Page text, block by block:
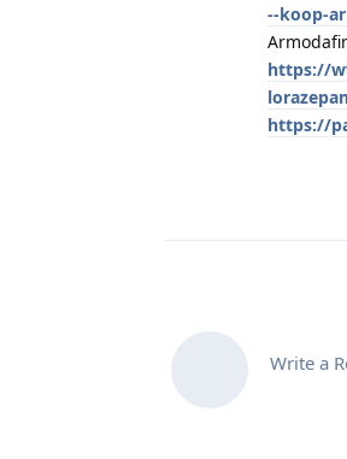
--koop-
https://
https://
Write a